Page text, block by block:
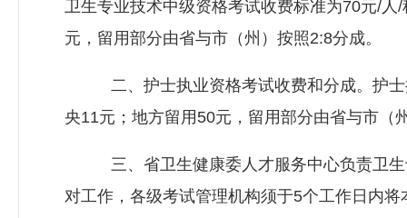
卫生专业技术中级资格考试收费标准为70元/
元，留用部分由省与市（州）按照2:8分成。
二、护士执业资格考试收费和分成。护士
央11元；地方留用50元，留用部分由省与市（
三、省卫生健康委人才服务中心负责卫生
对工作，各级考试管理机构须于5个工作日内